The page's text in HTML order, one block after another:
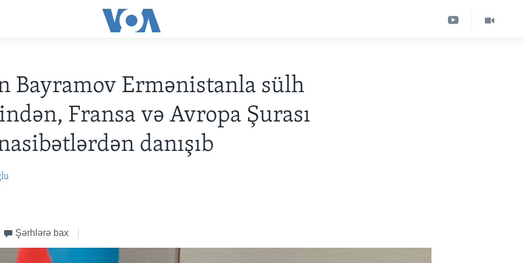
Bayramov Ermənistanla sülh
Fransa və Avropa Şurası
danışıb
Şərhlərə bax